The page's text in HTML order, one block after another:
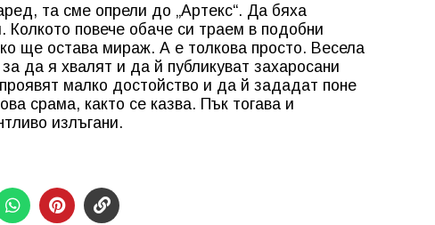
та сме опрели до „Артекс“. Да бяха
повече обаче си траем в подобни
ще остава мираж. А е толкова просто. Весела
да я хвалят и да й публикуват захаросани
малко достойство и да й зададат поне
срама, както се казва. Пък тогава и
излъгани.